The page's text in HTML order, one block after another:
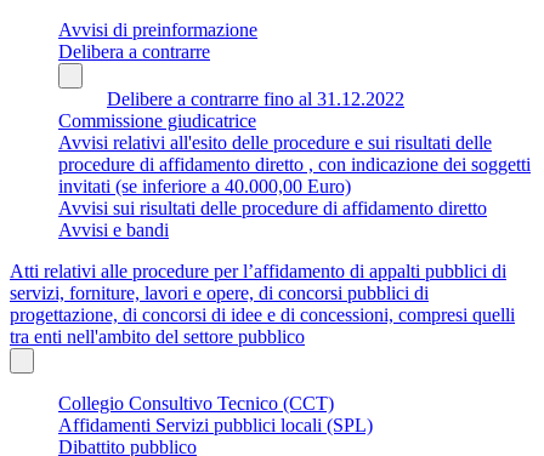
Avvisi di preinformazione
Delibera a contrarre
Delibere a contrarre fino al 31.12.2022
Commissione giudicatrice
Avvisi relativi all'esito delle procedure e sui risultati delle
procedure di affidamento diretto , con indicazione dei soggetti
invitati (se inferiore a 40.000,00 Euro)
Avvisi sui risultati delle procedure di affidamento diretto
Avvisi e bandi
Atti relativi alle procedure per l’affidamento di appalti pubblici di
servizi, forniture, lavori e opere, di concorsi pubblici di
progettazione, di concorsi di idee e di concessioni, compresi quelli
tra enti nell'ambito del settore pubblico
Collegio Consultivo Tecnico (CCT)
Affidamenti Servizi pubblici locali (SPL)
Dibattito pubblico